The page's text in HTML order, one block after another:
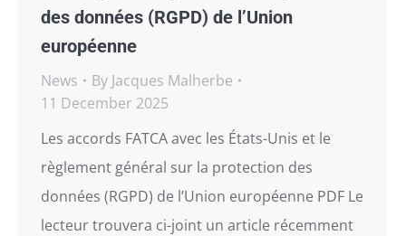
des données (RGPD) de l’Union
européenne
News By Jacques Malherbe
11 December 2025
Les accords FATCA avec les États-Unis et le
règlement général sur la protection des
données (RGPD) de l’Union européenne PDF Le
lecteur trouvera ci-joint un article récemment